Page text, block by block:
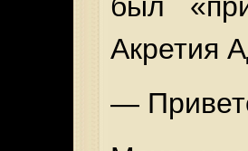
Акретия
—